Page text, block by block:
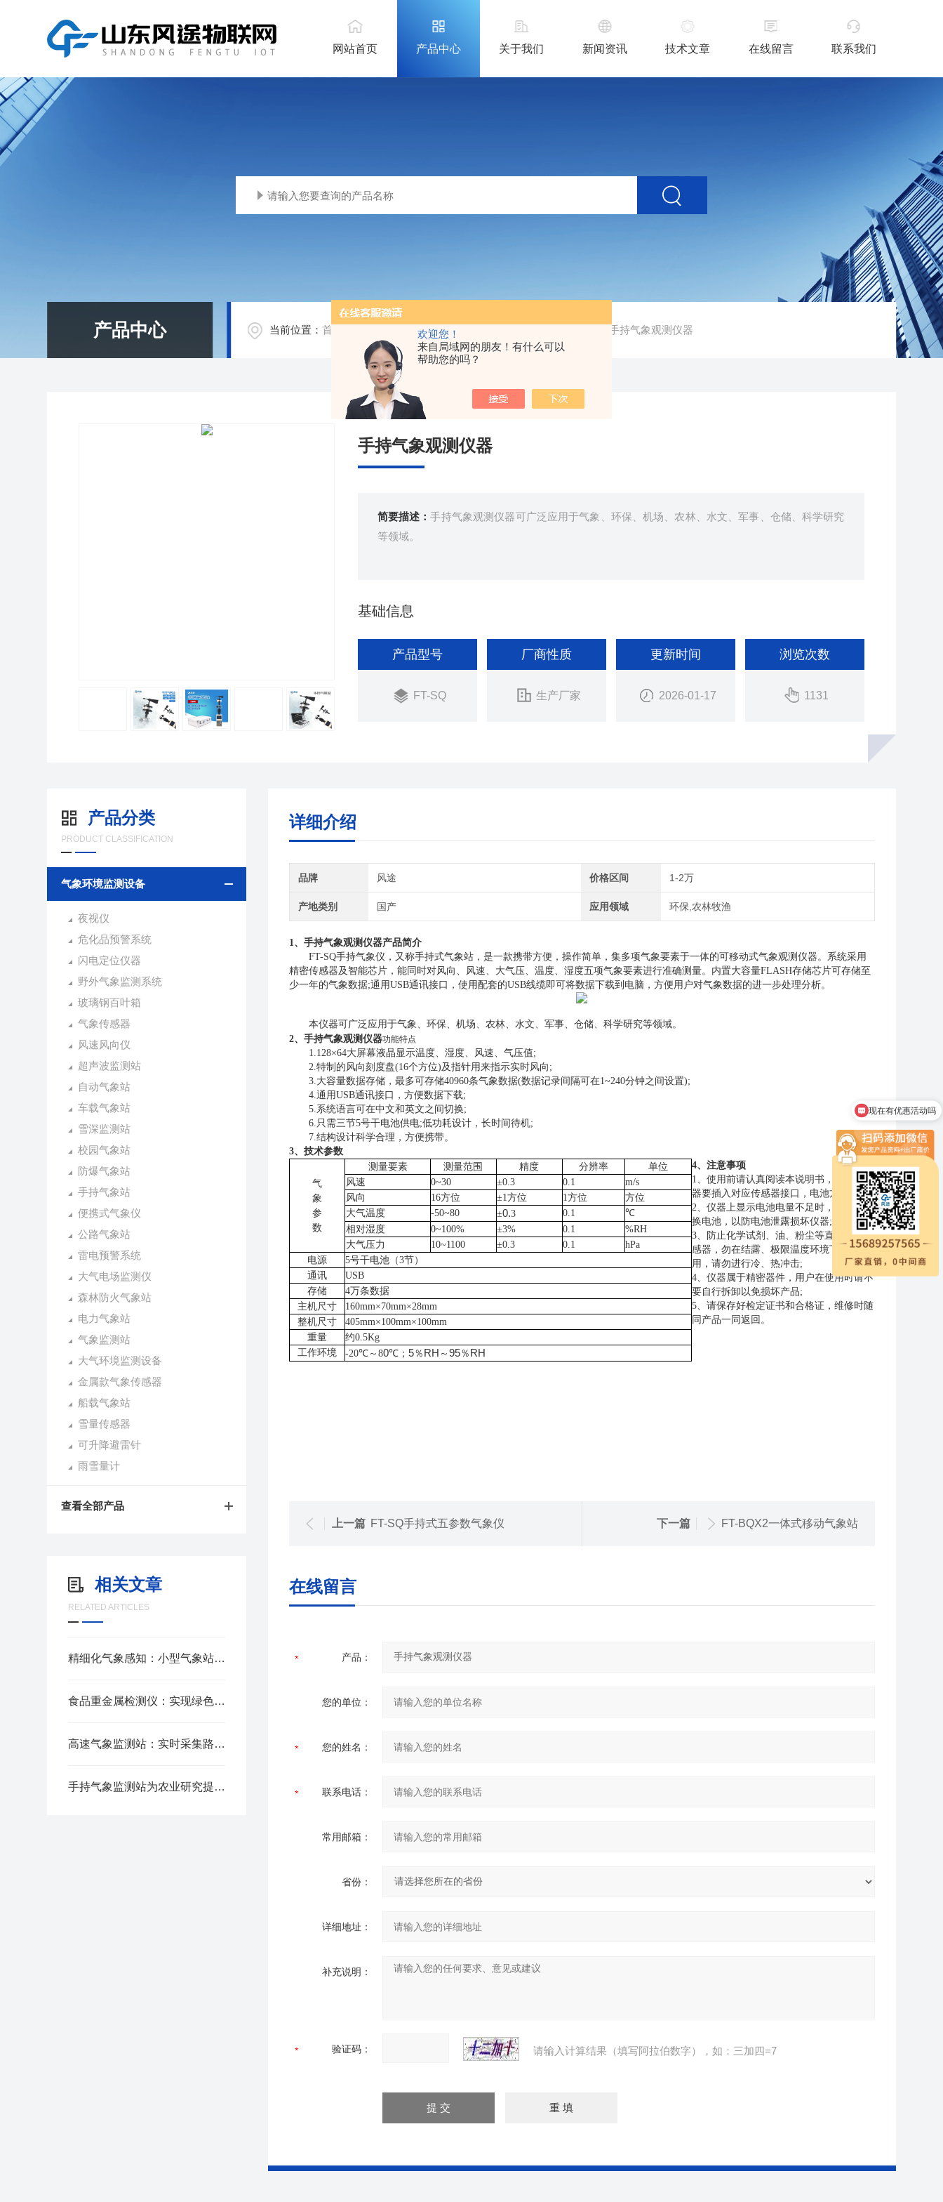
欢迎您！
来自局域网的朋友！有什么可以
帮助您的吗？
网站首页 产品中心 关于我们 新闻资讯 技术文章 在线留言 联系我们
产品中心 当前位置：首页 气象环境监测设备 / FT-SQ手持气象观测仪器
手持气象观测仪器
简要描述：手持气象观测仪器可广泛应用于气象、环保、机场、农林、水文、军事、仓储、科学研究
等领域。
基础信息
产品型号
FT-SQ
厂商性质
生产厂家
更新时间
2026-01-17
浏览次数
1131
产品分类
PRODUCT CLASSIFICATION
气象环境监测设备
夜视仪
危化品预警系统
闪电定位仪器
野外气象监测系统
玻璃钢百叶箱
气象传感器
风速风向仪
超声波监测站
自动气象站
车载气象站
雪深监测站
校园气象站
防爆气象站
手持气象站
便携式气象仪
公路气象站
雷电预警系统
大气电场监测仪
森林防火气象站
电力气象站
气象监测站
大气环境监测设备
金属款气象传感器
船载气象站
雪量传感器
可升降避雷针
雨雪量计
查看全部产品
相关文章
RELATED ARTICLES
精细化气象感知：小型气象站监测仪器的普及与实用价值
食品重金属检测仪：实现绿色检测的重要途径
高速气象监测站：实时采集路面与气象数据，保障道路行车安全
手持气象监测站为农业研究提供全面数据支撑
详细介绍
品牌 风途 价格区间 1-2万
产地类别 国产 应用领域 环保,农林牧渔
1、 手持气象观测仪器产品简介
FT-SQ手持气象仪，又称手持式气象站，是一款携带方便，操作简单，集多项气象要素于一体的可移动式气象观测仪器。系统采用
精密传感器及智能芯片，能同时对风向、风速、大气压、温度、湿度五项气象要素进行准确测量。内置大容量FLASH存储芯片可存储至
少一年的气象数据;通用USB通讯接口，使用配套的USB线缆即可将数据下载到电脑，方便用户对气象数据的进一步处理分析。
本仪器可广泛应用于气象、环保、机场、农林、水文、军事、仓储、科学研究等领域。
2、 手持气象观测仪器功能特点
1.128×64大屏幕液晶显示温度、湿度、风速、气压值;
2.特制的风向刻度盘(16个方位)及指针用来指示实时风向;
3.大容量数据存储，最多可存储40960条气象数据(数据记录间隔可在1~240分钟之间设置);
4.通用USB通讯接口，方便数据下载;
5.系统语言可在中文和英文之间切换;
6.只需三节5号干电池供电;低功耗设计，长时间待机;
7.结构设计科学合理，方便携带。
3、技术参数
气
象
参
数
测量要素 测量范围 精度 分辨率
单位
风速
0~30 ±0.3 0.1
m/s
风向
16方位 ±1方位 1方位
方位
大气温度
-50~80 ±0.3 0.1
℃
相对湿度
0~100% ±3% 0.1
%RH
大气压力
10~1100 ±0.3 0.1
hPa
电源
5号干电池（3节）
通讯
USB
存储
4万条数据
主机尺寸
160mm×70mm×28mm
整机尺寸
405mm×100mm×100mm
重量
约0.5Kg
工作环境
-20℃～ 80℃； 5％ RH ～ 95％ RH
4、注意事项
1、使用前请认真阅读本说明书，确保传感
器要插入对应传感器接口，电池方向正确;
2、仪器上显示电池电量不足时，请及时跟
换电池，以防电池泄露损坏仪器;
3、防止化学试剂、油、粉尘等直接侵害传
感器，勿在结露、极限温度环境下长期使
用，请勿进行冷、热冲击;
4、仪器属于精密器件，用户在使用时请不
要自行拆卸以免损坏产品;
5、请保存好检定证书和合格证，维修时随
同产品一同返回。
上一篇 FT-SQ手持式五参数气象仪 下一篇 FT-BQX2一体式移动气象站
在线留言
产品：
您的单位：
您的姓名：
联系电话：
常用邮箱：
省份：
详细地址：
补充说明：
验证码： 请输入计算结果（填写阿拉伯数字），如：三加四=7
现在有优惠活动吗